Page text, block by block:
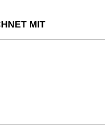
MIT